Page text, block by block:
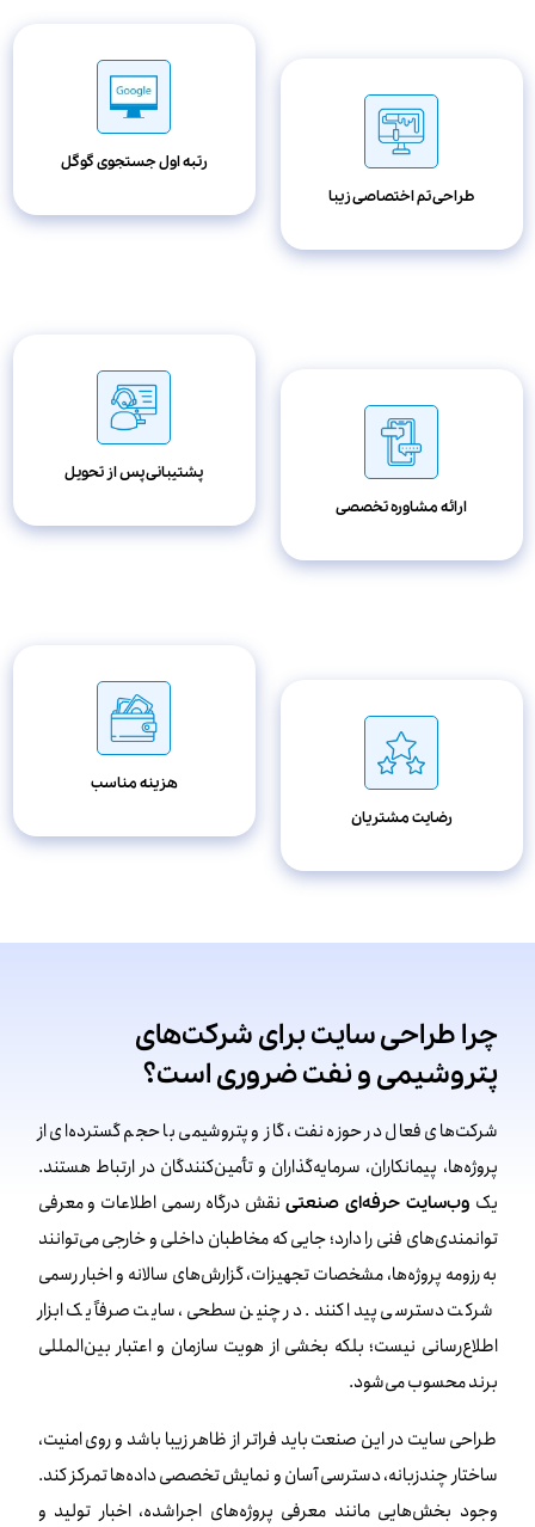
طراحی تم اختصاصی زیبا
رتبه اول جستجوی گوگل
ارائه مشاوره تخصصی
پشتیبانی پس از تحویل
رضایت مشتریان
هزینه مناسب
چرا طراحی سایت برای شرکت‌های
پتروشیمی و نفت ضروری است؟
شرکت‌های فعال در حوزه نفت، گاز و پتروشیمی با حجم گسترده‌ای از
پروژه‌ها، پیمانکاران، سرمایه‌گذاران و تأمین‌کنندگان در ارتباط هستند.
یک وب‌سایت حرفه‌ای صنعتی نقش درگاه رسمی اطلاعات و معرفی
توانمندی‌های فنی را دارد؛ جایی که مخاطبان داخلی و خارجی می‌توانند
به رزومه پروژه‌ها، مشخصات تجهیزات، گزارش‌های سالانه و اخبار رسمی
شرکت دسترسی پیدا کنند. در چنین سطحی، سایت صرفاً یک ابزار
اطلاع‌رسانی نیست؛ بلکه بخشی از هویت سازمان و اعتبار بین‌المللی
برند محسوب می‌شود.
طراحی سایت در این صنعت باید فراتر از ظاهر زیبا باشد و روی امنیت،
ساختار چندزبانه، دسترسی آسان و نمایش تخصصی داده‌ها تمرکز کند.
وجود بخش‌هایی مانند معرفی پروژه‌های اجراشده، اخبار تولید و